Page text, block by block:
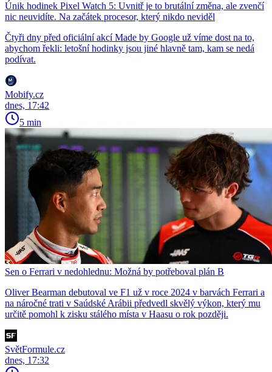
Únik hodinek Pixel Watch 5: Uvnitř je to brutální změna, ale zvenčí
nic neuvidíte. Na začátek procesor, který nikdo neviděl
Čtyři dny před oficiální akcí Made by Google už víme dost na to,
abychom řekli: letošní hodinky jsou jiné hlavně tam, kam se nedá
podívat.
Mobify.cz
dnes, 17:42
5 min
Sen o Ferrari v nedohlednu: Možná by potřeboval plán B
Oliver Bearman debutoval ve F1 už v roce 2024 v barvách Ferrari a
na náročné trati v Saúdské Arábii předvedl skvělý výkon, který mu
určitě pomohl k zisku stálého místa v Haasu o rok později.
SvětFormule.cz
dnes, 17:32